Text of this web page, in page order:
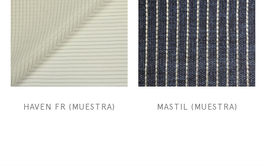
HAVEN FR (MUESTRA) MASTIL (MUESTRA)